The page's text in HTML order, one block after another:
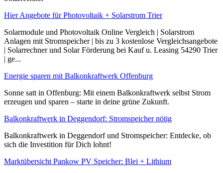
Hier Angebote für Photovoltaik + Solarstrom Trier
Solarmodule und Photovoltaik Online Vergleich | Solarstrom
Anlagen mit Stromspeicher | bis zu 3 kostenlose Vergleichsangebote
| Solarrechner und Solar Förderung bei Kauf u. Leasing 54290 Trier
| ge...
Energie sparen mit Balkonkraftwerk Offenburg
Sonne satt in Offenburg: Mit einem Balkonkraftwerk selbst Strom
erzeugen und sparen – starte in deine grüne Zukunft.
Balkonkraftwerk in Deggendorf: Stromspeicher nötig
Balkonkraftwerk in Deggendorf und Stromspeicher: Entdecke, ob
sich die Investition für Dich lohnt!
Marktübersicht Pankow PV Speicher: Blei + Lithium